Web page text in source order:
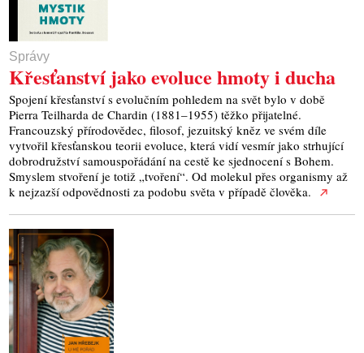
Správy
Křesťanství jako evoluce hmoty i ducha
Spojení křesťanství s evolučním pohledem na svět bylo v době
Pierra Teilharda de Chardin (1881–1955) těžko přijatelné.
Francouzský přírodovědec, filosof, jezuitský kněz ve svém díle
vytvořil křesťanskou teorii evoluce, která vidí vesmír jako strhující
dobrodružství samouspořádání na cestě ke sjednocení s Bohem.
Smyslem stvoření je totiž „tvoření“. Od molekul přes organismy až
k nejzazší odpovědnosti za podobu světa v případě člověka.